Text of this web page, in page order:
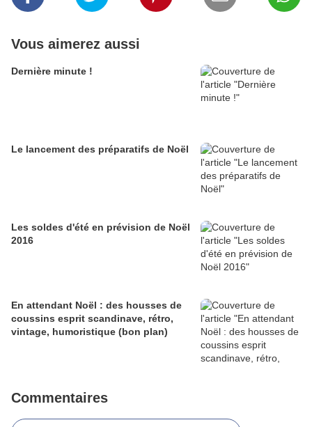
Vous aimerez aussi
Dernière minute !
Le lancement des préparatifs de Noël
Les soldes d'été en prévision de Noël
2016
En attendant Noël : des housses de
coussins esprit scandinave, rétro,
vintage, humoristique (bon plan)
Commentaires